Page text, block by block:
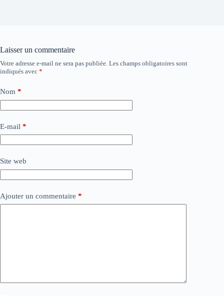
Laisser un commentaire
Votre adresse e-mail ne sera pas publiée. Les champs obligatoires sont
indiqués avec *
Nom *
E-mail *
Site web
Ajouter un commentaire *